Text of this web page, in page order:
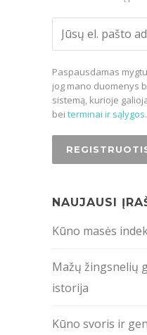
Paspausdamas
jog mano duomenys
sistemą, kurioje
bei terminai ir sąlygos.
NAUJAUSI
Kūno masės
Mažų žingsnelių
istorija
Kūno svoris ir